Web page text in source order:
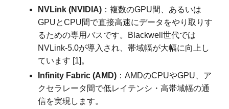
NVLink (NVIDIA) ：複数のGPU間、あるいは
GPUとCPU間で直接高速にデータをやり取りす
るための専用バスです。Blackwell世代では
NVLink-5.0が導入され、帯域幅が大幅に向上し
ています [1]。
Infinity Fabric (AMD) ：AMDのCPUやGPU、ア
クセラレータ間で低レイテンシ・高帯域幅の通
信を実現します。